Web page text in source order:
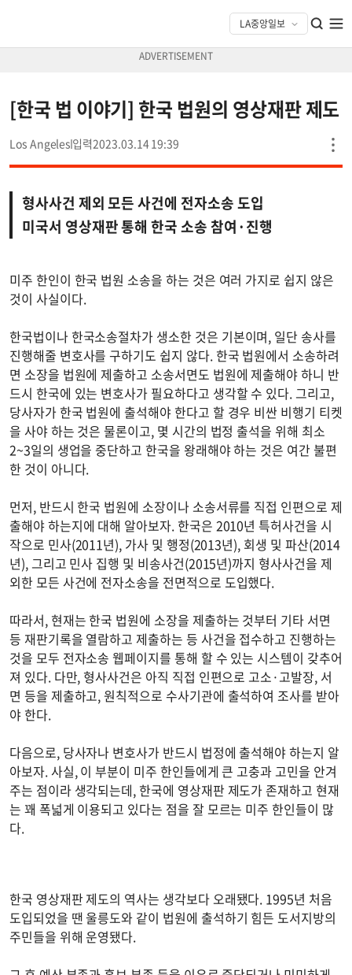
[한국 법 이야기] 한국 법원의 영상재판 제도
Los Angeles 2023.03.14 19:39
형사사건 제외 모든 사건에 전자소송 도입
미국서 영상재판 통해 한국 소송 참여·진행
미주 한인이 한국 법원 소송을 하는 것은 여러 가지로 쉽지 않은
것이 사실이다.
한국법이나 한국소송절차가 생소한 것은 기본이며, 일단 송사를
진행해줄 변호사를 구하기도 쉽지 않다. 한국 법원에서 소송하려
면 소장을 법원에 제출하고 소송서면도 법원에 제출해야 하니 반
드시 한국에 있는 변호사가 필요하다고 생각할 수 있다. 그리고,
당사자가 한국 법원에 출석해야 한다고 할 경우 비싼 비행기 티켓
을 사야 하는 것은 물론이고, 몇 시간의 법정 출석을 위해 최소
2~3일의 생업을 중단하고 한국을 왕래해야 하는 것은 여간 불편
한 것이 아니다.
먼저, 반드시 한국 법원에 소장이나 소송서류를 직접 인편으로 제
출해야 하는지에 대해 알아보자. 한국은 2010년 특허사건을 시
작으로 민사(2011년), 가사 및 행정(2013년), 회생 및 파산(2014
년), 그리고 민사 집행 및 비송사건(2015년)까지 형사사건을 제
외한 모든 사건에 전자소송을 전면적으로 도입했다.
따라서, 현재는 한국 법원에 소장을 제출하는 것부터 기타 서면
등 재판기록을 열람하고 제출하는 등 사건을 접수하고 진행하는
것을 모두 전자소송 웹페이지를 통해 할 수 있는 시스템이 갖추어
져 있다. 다만, 형사사건은 아직 직접 인편으로 고소·고발장, 서
면 등을 제출하고, 원칙적으로 수사기관에 출석하여 조사를 받아
야 한다.
다음으로, 당사자나 변호사가 반드시 법정에 출석해야 하는지 알
아보자. 사실, 이 부분이 미주 한인들에게 큰 고충과 고민을 안겨
주는 점이라 생각되는데, 한국에 영상재판 제도가 존재하고 현재
는 꽤 폭넓게 이용되고 있다는 점을 잘 모르는 미주 한인들이 많
다.
한국 영상재판 제도의 역사는 생각보다 오래됐다. 1995년 처음
도입되었을 땐 울릉도와 같이 법원에 출석하기 힘든 도서지방의
주민들을 위해 운영됐다.